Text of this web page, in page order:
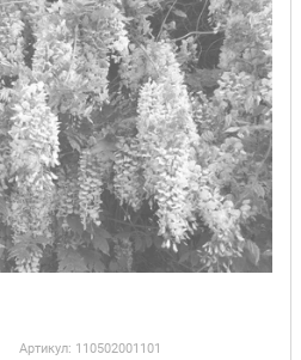
Артикул: 110502001101